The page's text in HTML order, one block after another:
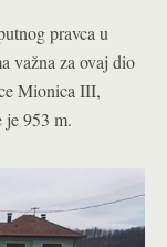
pravca u
važna za ovaj dio
Mionica III,
953 m.